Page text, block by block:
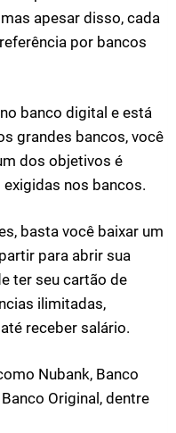
apesar disso, cada
por bancos
banco digital e está
grandes bancos, você
dos objetivos é
nos bancos.
basta você baixar um
para abrir sua
ter seu cartão de
ilimitadas,
receber salário.
Nubank, Banco
Original, dentre